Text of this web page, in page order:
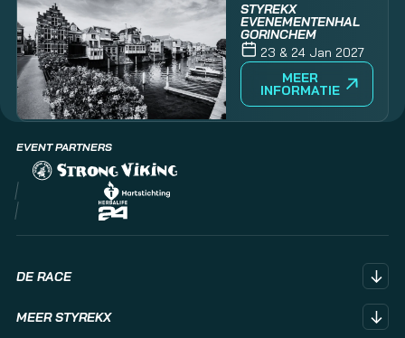
STYREKX
EVENEMENTENHAL
GORINCHEM
23 & 24 Jan 2027
MEER
INFORMATIE
EVENT PARTNERS
DE RACE
Stations
MEER STYREKX